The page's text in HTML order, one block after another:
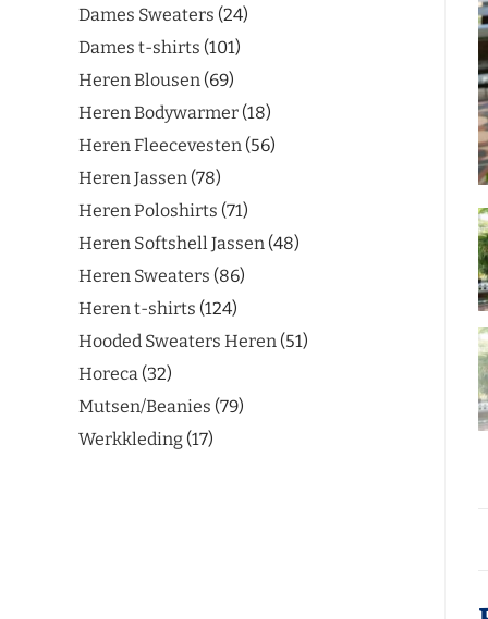
Dames Sweaters 24
Dames t-shirts 101
Heren Blousen 69
Heren Bodywarmer 18
Heren Fleecevesten 56
Heren Jassen 78
Heren Poloshirts 71
Heren Softshell Jassen 48
Heren Sweaters 86
Heren t-shirts 124
Hooded Sweaters Heren 51
Horeca 32
Mutsen/Beanies 79
Werkkleding 17